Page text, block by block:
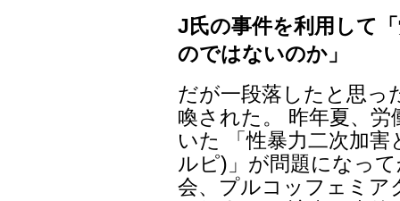
J氏の事件を利用して
のではないのか」
だが一段落したと思っ
喚された。 昨年夏、
いた 「性暴力二次加
ルピ)」が問題になっ
会、プルコッフェミア